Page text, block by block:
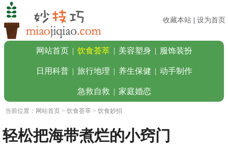
收藏本站 设为首页
网站首页 | 饮食荟萃 | 美容塑身 | 服饰装扮
日用科普 | 旅行地理 | 养生保健 | 动手制作
急救自救 | 家庭婚恋
当前位置： 网站首页 > 饮食荟萃 > 饮食妙招
轻松把海带煮烂的小窍门